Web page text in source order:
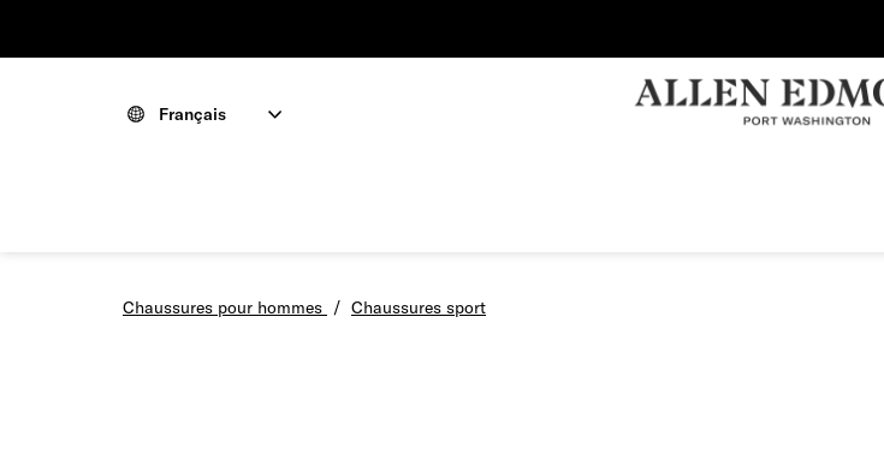
Français
Chaussures pour hommes / Chaussures sport